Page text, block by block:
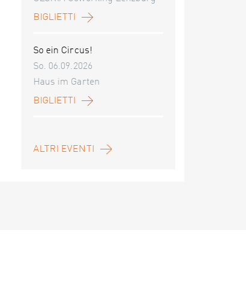
BIGLIETTI
So ein Circus!
So. 06.09.2026
Haus im Garten
BIGLIETTI
ALTRI EVENTI